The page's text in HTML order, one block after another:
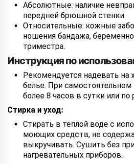
Абсолютные: наличие
передней брюшной стенки.
Относительные: кожные
ношения бандажа,
триместра.
Инструкция по
Рекомендуется надевать на
белье. При самостоятельном
более 8 часов в сутки или
Стирка и уход:
Стирать в теплой воде с
моющих средств, не
выкручивать. Сушить без
нагревательных приборов.